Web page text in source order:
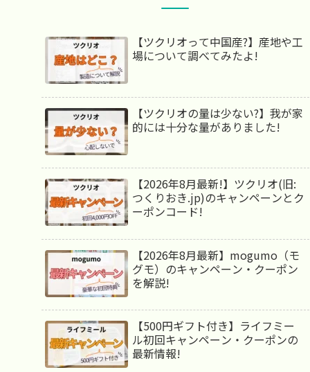
【ツクリオって中国産?】産地や工
場について調べてみたよ!
【ツクリオの量は少ない?】我が家
的には十分な量がありました!
【2026年8月最新!】ツクリオ(旧:
つくりおき.jp)のキャンペーンとク
ーポンコード!
【2026年8月最新】mogumo（モ
グモ）のキャンペーン・クーポン
を解説!
【500円ギフト付き】ライフミー
ル初回キャンペーン・クーポンの
最新情報!